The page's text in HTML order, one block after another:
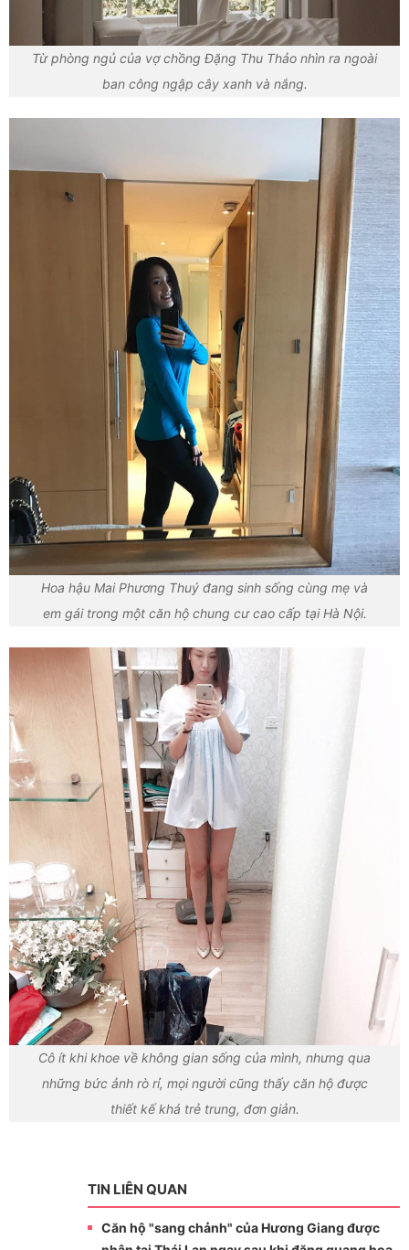
Từ phòng ngủ của vợ chồng Đặng Thu Thảo nhìn ra ngoài
ban công ngập cây xanh và nắng.
Hoa hậu Mai Phương Thuý đang sinh sống cùng mẹ và
em gái trong một căn hộ chung cư cao cấp tại Hà Nội.
Cô ít khi khoe về không gian sống của mình, nhưng qua
những bức ảnh rò rỉ, mọi người cũng thấy căn hộ được
thiết kế khá trẻ trung, đơn giản.
TIN LIÊN QUAN
Căn hộ "sang chảnh" của Hương Giang được